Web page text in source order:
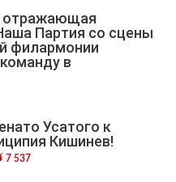
отражающая
Партия со сцены
филармонии
в
Усатого к
Кишинев!
7 537